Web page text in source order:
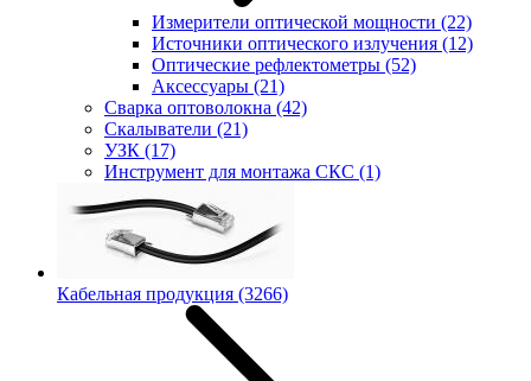
Измерители оптической мощности (22)
Источники оптического излучения (12)
Оптические рефлектометры (52)
Аксессуары (21)
Сварка оптоволокна (42)
Скалыватели (21)
УЗК (17)
Инструмент для монтажа СКС (1)
Кабельная продукция (3266)